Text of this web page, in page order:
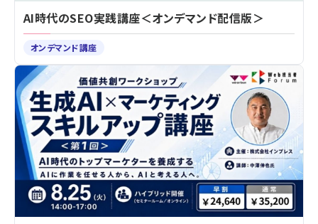
AI時代のSEO実践講座＜オンデマンド配信版＞
オンデマンド講座